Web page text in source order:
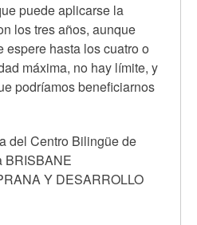
puede aplicarse la
los tres años, aunque
espere hasta los cuatro o
máxima, no hay límite, y
podríamos beneficiarnos
del Centro Bilingüe de
BRISBANE
Y DESARROLLO